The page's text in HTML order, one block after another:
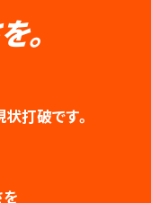
。
打破です。